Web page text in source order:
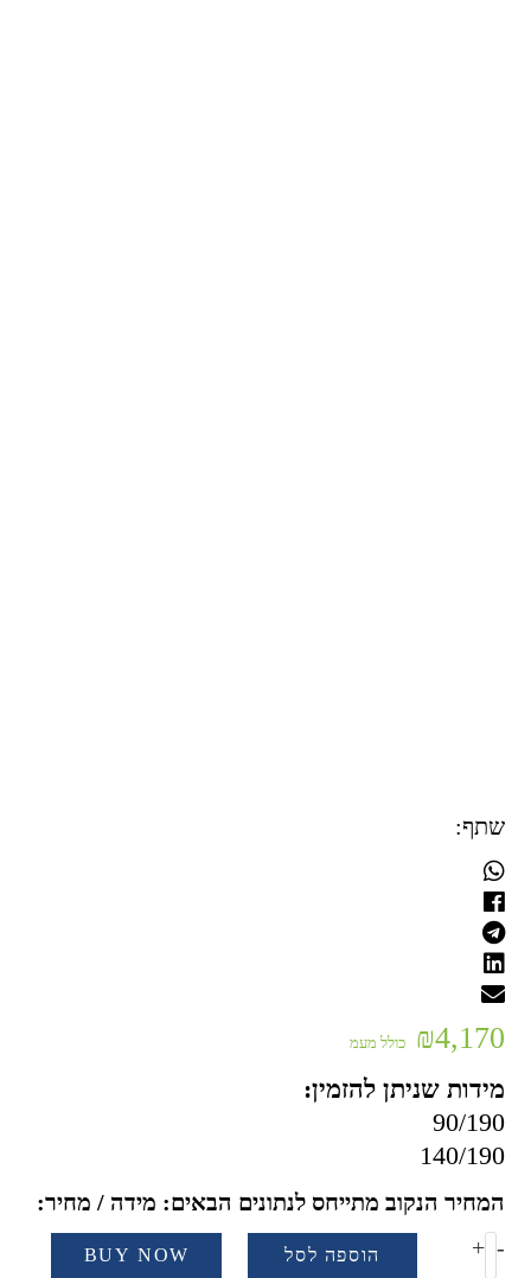
שתף:
₪4,170 כולל מעמ
מידות שניתן להזמין:
90/190
140/190
המחיר הנקוב מתייחס לנתונים הבאים: מידה / מחיר:
כמות-
+ הוספה לסל BUY NOW